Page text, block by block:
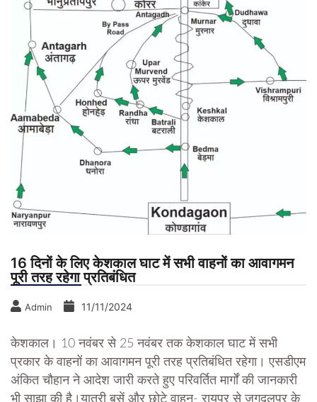
16 दिनों के लिए केशकाल घाट में सभी वाहनों का आवागमन
पूरी तरह रहेगा प्रतिबंधित
Admin 11/11/2024
केशकाल। 10 नवंबर से 25 नवंबर तक केशकाल घाट में सभी
प्रकार के वाहनों का आवागमन पूरी तरह प्रतिबंधित रहेगा। एसडीएम
अंकित चौहान ने आदेश जारी करते हुए परिवर्तित मार्गों की जानकारी
भी साझा की है।यात्री बसें और छोटे वाहन- रायपुर से जगदलपुर के